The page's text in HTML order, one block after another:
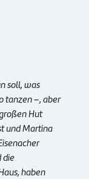
soll, was
tanzen –, aber
Hut
und Martina
die
haben